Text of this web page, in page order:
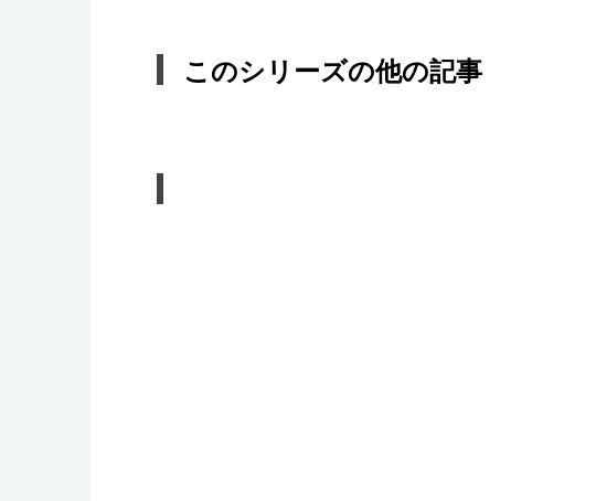
このシリーズの他の記事